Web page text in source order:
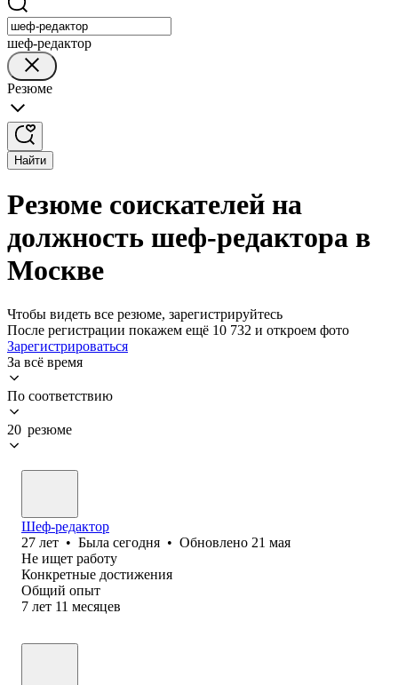
шеф-редактор
Резюме
Найти
Резюме соискателей на
должность шеф-редактора в
Москве
Чтобы видеть все резюме, зарегистрируйтесь
После регистрации покажем ещё 10 732 и откроем фото
Зарегистрироваться
За всё время
По соответствию
20 резюме
Шеф-редактор
27 лет • Была сегодня • Обновлено 21 мая
Не ищет работу
Конкретные достижения
Общий опыт
7 лет 11 месяцев